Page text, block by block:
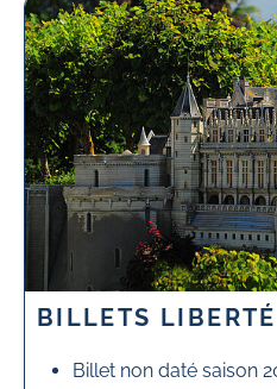
BILLETS LIBERTÉ
Billet non daté saison